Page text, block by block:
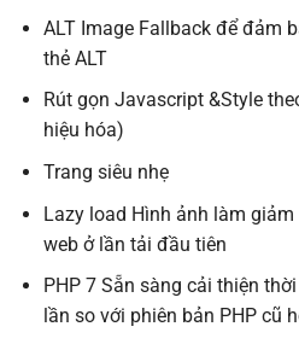
ALT Image Fallback để đảm
thẻ ALT
Rút gọn Javascript &Style
hiệu hóa)
Trang siêu nhẹ
Lazy load Hình ảnh làm
web ở lần tải đầu tiên
PHP 7 Sẵn sàng cải thiện
lần so với phiên bản PHP cũ